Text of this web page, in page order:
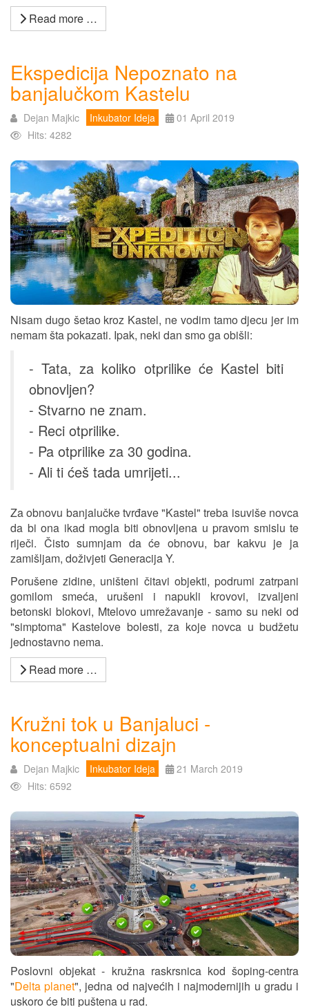
Read more …
Ekspedicija Nepoznato na
banjalučkom Kastelu
Dejan Majkic Inkubator Ideja
01 April 2019
Hits: 4282
Nisam dugo šetao kroz Kastel, ne vodim tamo djecu jer im
nemam šta pokazati. Ipak, neki dan smo ga obišli:
- Tata, za koliko otprilike će Kastel biti
obnovljen?
- Stvarno ne znam.
- Reci otprilike.
- Pa otprilike za 30 godina.
- Ali ti ćeš tada umrijeti...
Za obnovu banjalučke tvrđave "Kastel" treba isuviše novca
da bi ona ikad mogla biti obnovljena u pravom smislu te
riječi. Čisto sumnjam da će obnovu, bar kakvu je ja
zamišljam, doživjeti Generacija Y.
Porušene zidine, uništeni čitavi objekti, podrumi zatrpani
gomilom smeća, urušeni i napukli krovovi, izvaljeni
betonski blokovi, Mtelovo umrežavanje - samo su neki od
"simptoma" Kastelove bolesti, za koje novca u budžetu
jednostavno nema.
Read more …
Kružni tok u Banjaluci -
konceptualni dizajn
Dejan Majkic Inkubator Ideja
21 March 2019
Hits: 6592
Poslovni objekat - kružna raskrsnica kod šoping-centra
"Delta planet", jedna od najvećih i najmodernijih u gradu i
uskoro će biti puštena u rad.